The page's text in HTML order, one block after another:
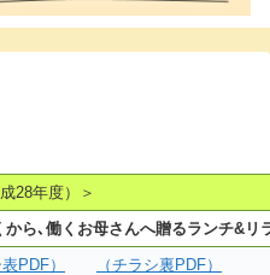
28年度）＞
から､働くお母さんへ贈るランチ&リ
PDF）
（チラシ裏PDF）